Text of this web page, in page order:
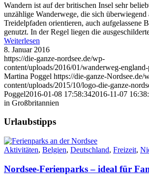
Wandern ist auf der britischen Insel sehr
unzählige Wanderwege, die sich überwiegend
Treidelpfaden orientieren, auch aufgelassene
genutzt. In der Regel liegen die
Weiterlesen
8. Januar 2016
https://die-ganze-nordsee.de/wp-
content/uploads/2016/01/wanderweg-
Martina Poggel https://die-ganze-Nordsee.de/
content/uploads/2015/10/logo-die-ganze-
Poggel2016-01-08 17:58:342016-11-07
in Großbritannien
Urlaubstipps
Aktivitäten, Belgien, Deutschland, Freizeit,
Nordsee-Ferienparks – ideal für